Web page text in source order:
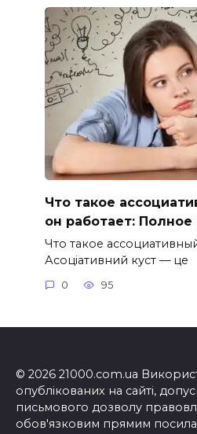
Что такое
он работает: Полное
Что такое
Асоціативний куст — це
0 95
© 2026 21000.com.ua
опублікованих на сайті,
письмового дозволу
обов'язковим прямим